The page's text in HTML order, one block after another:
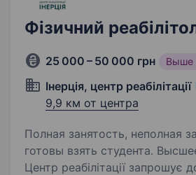
Фізичний
25 000 – 50 000 грн Выше
Інерція, центр реабілітації
9,9 км от центра
Полная занятость, неполная
готовы взять студента.
Центр реабілітації запрошує